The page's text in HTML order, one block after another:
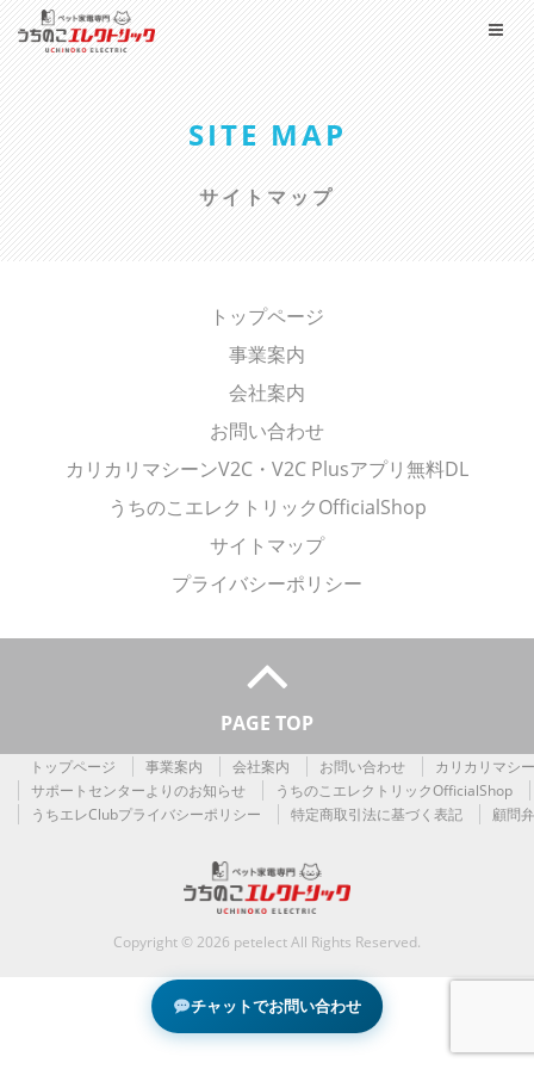
SITE MAP
サイトマップ
トップページ
事業案内
会社案内
お問い合わせ
カリカリマシーンV2C・V2C Plusアプリ無料DL
うちのこエレクトリックOfficialShop
サイトマップ
プライバシーポリシー
PAGE TOP
トップページ 事業案内 会社案内 お問い合わせ
カリカリマシ
サポートセンターよりのお知らせ
うちのこエレクトリックOfficialShop
うちエレClubプライバシーポリシー
特定商取引法に基づく表記 顧問
Copyright © 2026 petelect All Rights Reserved.
チャットでお問い合わせ